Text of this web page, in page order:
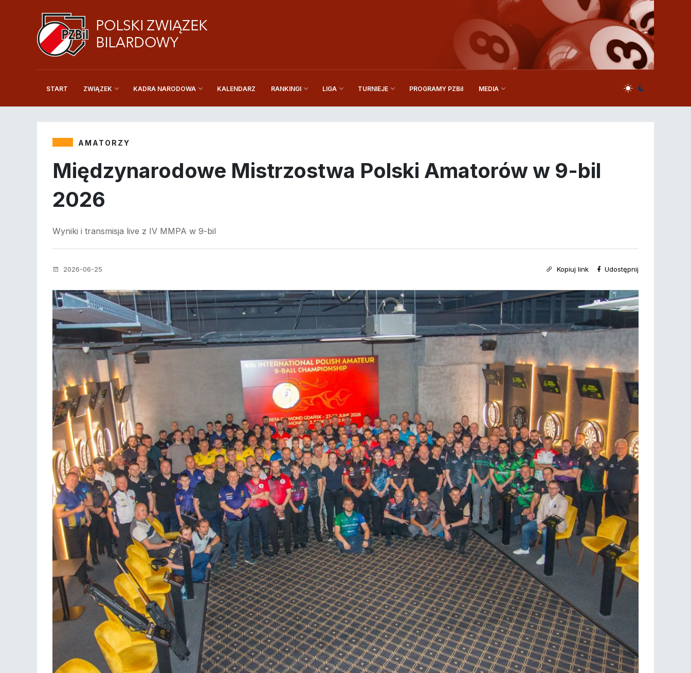
START ZWIĄZEK KADRA NARODOWA KALENDARZ RANKINGI LIGA TURNIEJE PROGRAMY PZBil MEDIA
AMATORZY
Międzynarodowe Mistrzostwa Polski Amatorów w 9-bil
2026
Wyniki i transmisja live z IV MMPA w 9-bil
2026-06-25 Kopiuj link Udostępnij